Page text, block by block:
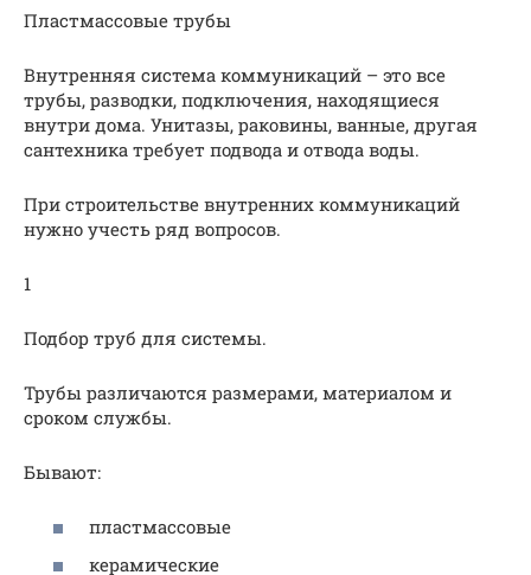
Пластмассовые трубы
Внутренняя система коммуникаций – это все
трубы, разводки, подключения, находящиеся
внутри дома. Унитазы, раковины, ванные, другая
сантехника требует подвода и отвода воды.
При строительстве внутренних коммуникаций
нужно учесть ряд вопросов.
1
Подбор труб для системы.
Трубы различаются размерами, материалом и
сроком службы.
Бывают:
пластмассовые
керамические